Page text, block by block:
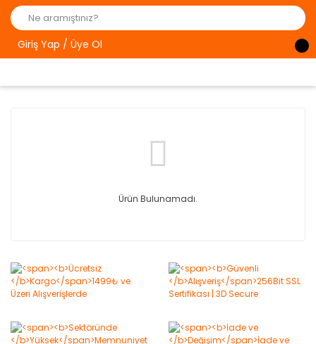
Giriş Yap / Üye Ol
Ürün Bulunamadı.